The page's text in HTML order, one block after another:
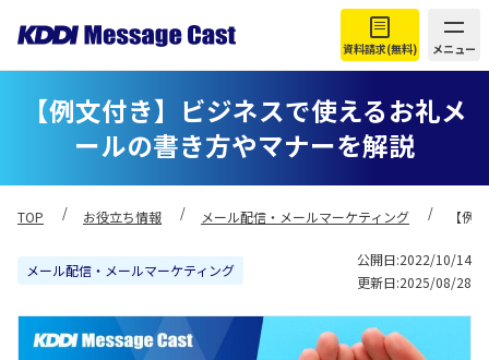
資料請求(無料) メニュー
【例文付き】ビジネスで使えるお礼メ
ールの書き方やマナーを解説
TOP お役立ち情報 メール配信・メールマーケティング 【例
メール配信・メールマーケティング
公開日:2022/10/14
更新日:2025/08/28